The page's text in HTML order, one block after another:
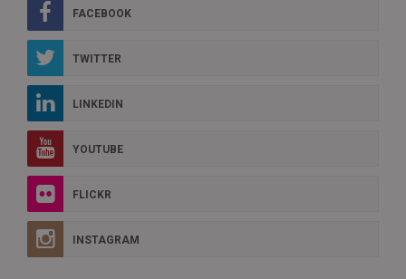
FACEBOOK
TWITTER
LINKEDIN
YOUTUBE
FLICKR
INSTAGRAM